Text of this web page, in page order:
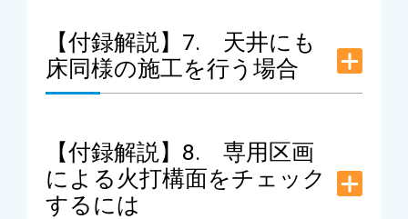
【付録解説】7. 天井にも
床同様の施工を行う場合
【付録解説】8. 専用区画
による火打構面をチェック
するには